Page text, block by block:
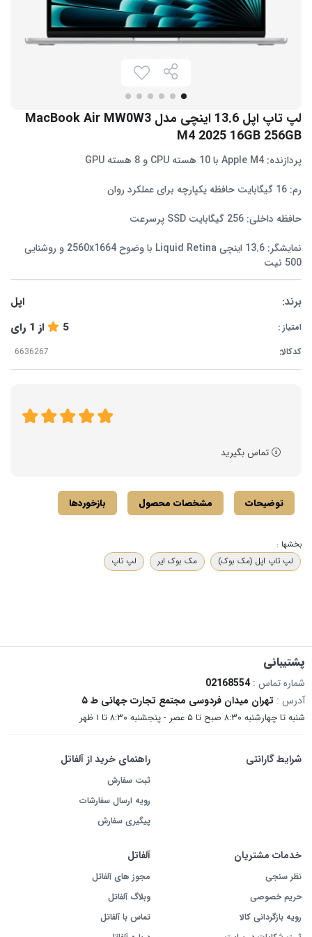
لپ تاپ اپل 13.6 اینچی مدل MacBook Air MW0W3
M4 2025 16GB 256GB
پردازنده: Apple M4 با 10 هسته CPU و 8 هسته GPU
رم: 16 گیگابایت حافظه یکپارچه برای عملکرد روان
حافظه داخلی: 256 گیگابایت SSD پرسرعت
نمایشگر: 13.6 اینچی Liquid Retina با وضوح 2560x1664 و روشنایی
500 نیت
برند: اپل
امتیاز : 5 از 1 رای
کدکالا:
تماس بگیرید
توضیحات مشخصات محصول بازخوردها
بخشها :
لپ تاپ اپل (مک بوک)
مک بوک ایر لپ تاپ
پشتیبانی
شماره تماس : 02168554
آدرس : تهران میدان فردوسی مجتمع تجارت جهانی ط ۵
شنبه تا چهارشنبه ۸:۳۰ صبح تا ۵ عصر - پنجشنبه ۸:۳۰ تا ۱ ظهر
شرایط گارانتی راهنمای خرید از آلفاتل
ثبت سفارش
رویه ارسال سفارشات
پیگیری سفارش
خدمات مشتریان
نظر سنجی
حریم خصوصی
رویه بازگردانی کالا
آلفاتل
مجوز های آلفاتل
وبلاگ آلفاتل
تماس با آلفاتل